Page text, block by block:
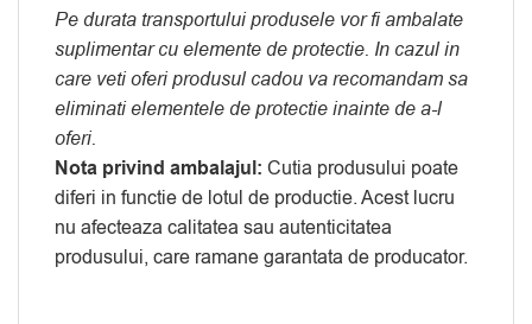
Pe durata transportului produsele vor fi ambalate
suplimentar cu elemente de protectie. In cazul in
care veti oferi produsul cadou va recomandam sa
eliminati elementele de protectie inainte de a-l
oferi.
Nota privind ambalajul: Cutia produsului poate
diferi in functie de lotul de productie. Acest lucru
nu afecteaza calitatea sau autenticitatea
produsului, care ramane garantata de producator.